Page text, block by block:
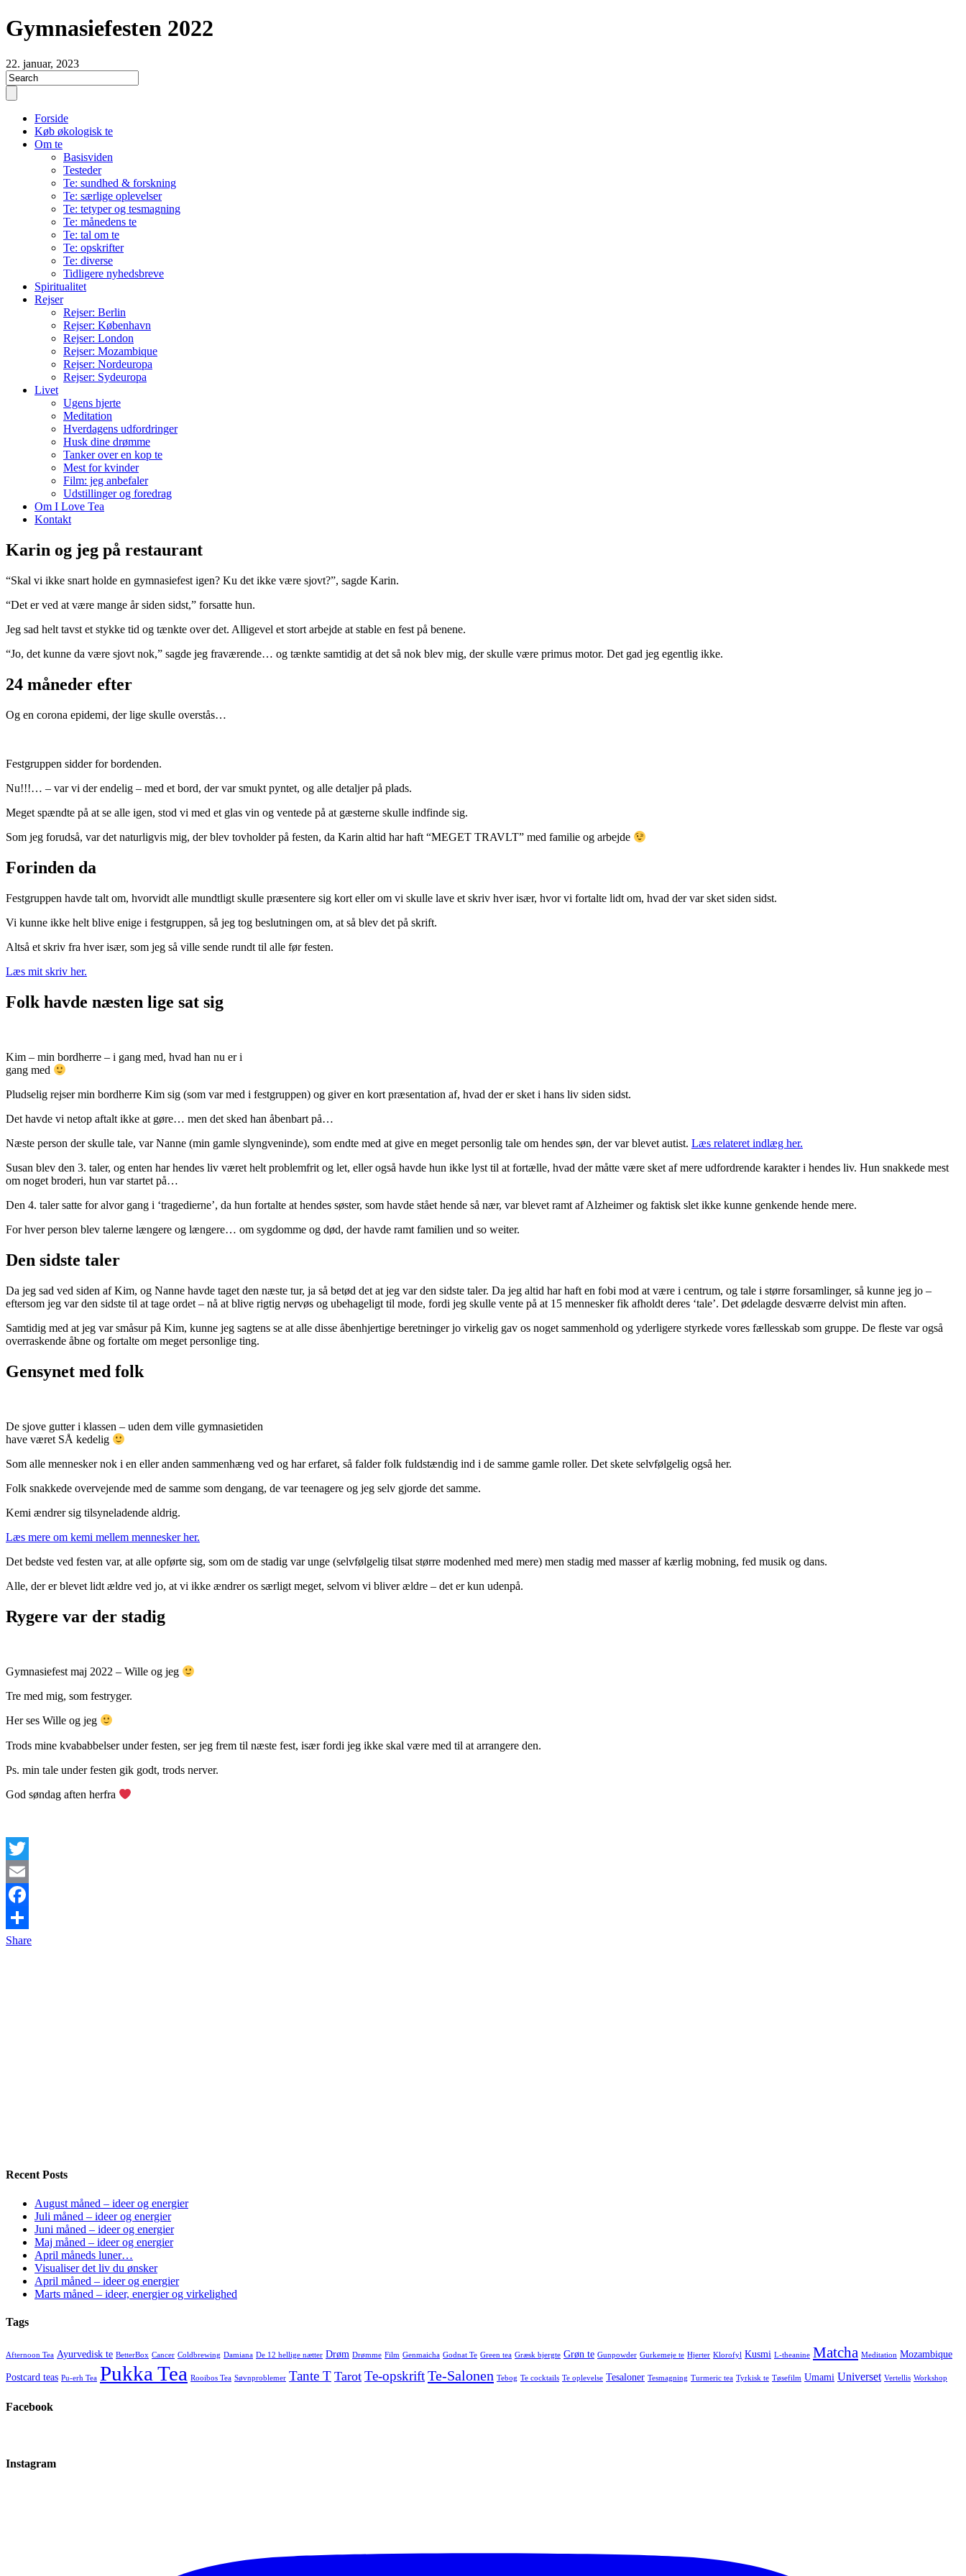
Gymnasiefesten 2022
22. januar, 2023
Forside
Køb økologisk te
Om te
Basisviden
Testeder
Te: sundhed & forskning
Te: særlige oplevelser
Te: tetyper og tesmagning
Te: månedens te
Te: tal om te
Te: opskrifter
Te: diverse
Tidligere nyhedsbreve
Spiritualitet
Rejser
Rejser: Berlin
Rejser: København
Rejser: London
Rejser: Mozambique
Rejser: Nordeuropa
Rejser: Sydeuropa
Livet
Ugens hjerte
Meditation
Hverdagens udfordringer
Husk dine drømme
Tanker over en kop te
Mest for kvinder
Film: jeg anbefaler
Udstillinger og foredrag
Om I Love Tea
Kontakt
Karin og jeg på restaurant
“Skal vi ikke snart holde en gymnasiefest igen? Ku det ikke være sjovt?”, sagde Karin.
“Det er ved at være mange år siden sidst,” forsatte hun.
Jeg sad helt tavst et stykke tid og tænkte over det. Alligevel et stort arbejde at stable en fest på benene.
“Jo, det kunne da være sjovt nok,” sagde jeg fraværende… og tænkte samtidig at det så nok blev mig, der skulle være primus motor. Det gad jeg egentlig ikke.
24 måneder efter
Og en corona epidemi, der lige skulle overstås…
Festgruppen sidder for bordenden.
Nu!!!… – var vi der endelig – med et bord, der var smukt pyntet, og alle detaljer på plads.
Meget spændte på at se alle igen, stod vi med et glas vin og ventede på at gæsterne skulle indfinde sig.
Som jeg forudså, var det naturligvis mig, der blev tovholder på festen, da Karin altid har haft “MEGET TRAVLT” med familie og arbejde
Forinden da
Festgruppen havde talt om, hvorvidt alle mundtligt skulle præsentere sig kort eller om vi skulle lave et skriv hver især, hvor vi fortalte lidt om, hvad der var sket siden sidst.
Vi kunne ikke helt blive enige i festgruppen, så jeg tog beslutningen om, at så blev det på skrift.
Altså et skriv fra hver især, som jeg så ville sende rundt til alle før festen.
Læs mit skriv her.
Folk havde næsten lige sat sig
Kim – min bordherre – i gang med, hvad han nu er i
gang med
Pludselig rejser min bordherre Kim sig (som var med i festgruppen) og giver en kort præsentation af, hvad der er sket i hans liv siden sidst.
Det havde vi netop aftalt ikke at gøre… men det sked han åbenbart på…
Næste person der skulle tale, var Nanne (min gamle slyngveninde), som endte med at give en meget personlig tale om hendes søn, der var blevet autist. Læs relateret indlæg her.
Susan blev den 3. taler, og enten har hendes liv været helt problemfrit og let, eller også havde hun ikke lyst til at fortælle, hvad der måtte være sket af mere udfordrende karakter i hendes liv. Hun snakkede mest
om noget broderi, hun var startet på…
Den 4. taler satte for alvor gang i ‘tragedierne’, da hun fortalte at hendes søster, som havde stået hende så nær, var blevet ramt af Alzheimer og faktisk slet ikke kunne genkende hende mere.
For hver person blev talerne længere og længere… om sygdomme og død, der havde ramt familien und so weiter.
Den sidste taler
Da jeg sad ved siden af Kim, og Nanne havde taget den næste tur, ja så betød det at jeg var den sidste taler. Da jeg altid har haft en fobi mod at være i centrum, og tale i større forsamlinger, så kunne jeg jo –
eftersom jeg var den sidste til at tage ordet – nå at blive rigtig nervøs og ubehageligt til mode, fordi jeg skulle vente på at 15 mennesker fik afholdt deres ‘tale’. Det ødelagde desværre delvist min aften.
Samtidig med at jeg var småsur på Kim, kunne jeg sagtens se at alle disse åbenhjertige beretninger jo virkelig gav os noget sammenhold og yderligere styrkede vores fællesskab som gruppe. De fleste var også
overraskende åbne og fortalte om meget personlige ting.
Gensynet med folk
De sjove gutter i klassen – uden dem ville gymnasietiden
have været SÅ kedelig
Som alle mennesker nok i en eller anden sammenhæng ved og har erfaret, så falder folk fuldstændig ind i de samme gamle roller. Det skete selvfølgelig også her.
Folk snakkede overvejende med de samme som dengang, de var teenagere og jeg selv gjorde det samme.
Kemi ændrer sig tilsyneladende aldrig.
Læs mere om kemi mellem mennesker her.
Det bedste ved festen var, at alle opførte sig, som om de stadig var unge (selvfølgelig tilsat større modenhed med mere) men stadig med masser af kærlig mobning, fed musik og dans.
Alle, der er blevet lidt ældre ved jo, at vi ikke ændrer os særligt meget, selvom vi bliver ældre – det er kun udenpå.
Rygere var der stadig
Gymnasiefest maj 2022 – Wille og jeg
Tre med mig, som festryger.
Her ses Wille og jeg
Trods mine kvababbelser under festen, ser jeg frem til næste fest, især fordi jeg ikke skal være med til at arrangere den.
Ps. min tale under festen gik godt, trods nerver.
God søndag aften herfra
Twitter
Email
Facebook
Share
Recent Posts
August måned – ideer og energier
Juli måned – ideer og energier
Juni måned – ideer og energier
Maj måned – ideer og energier
April måneds luner…
Visualiser det liv du ønsker
April måned – ideer og energier
Marts måned – ideer, energier og virkelighed
Tags
Afternoon Tea Ayurvedisk te BetterBox Cancer Coldbrewing Damiana De 12 hellige nætter Drøm Drømme Film Genmaicha Godnat Te Green tea Græsk bjergte Grøn te Gunpowder Gurkemeje te Hjerter Klorofyl Kusmi L-theanine Matcha Meditation Mozambique
Postcard teas Pu-erh Tea Pukka Tea Rooibos Tea Søvnproblemer Tante T Tarot Te-opskriftTe-Salonen Tebog Te cocktails Te oplevelse Tesaloner Tesmagning Turmeric tea Tyrkisk te Tøsefilm Umami Universet Vertellis Workshop
Facebook
Instagram